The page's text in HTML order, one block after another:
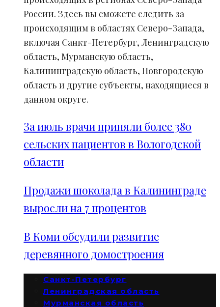
России. Здесь вы сможете следить за
происходящим в областях Северо-Запада,
включая Санкт-Петербург, Ленинградскую
область, Мурманскую область,
Калининградскую область, Новгородскую
область и другие субъекты, находящиеся в
данном округе.
За июль врачи приняли более 380
сельских пациентов в Вологодской
области
Продажи шоколада в Калининграде
выросли на 7 процентов
В Коми обсудили развитие
деревянного домостроения
Санкт-Петербург
Ленинградская область
Мурманская область